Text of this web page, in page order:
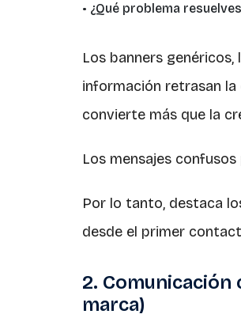
• ¿Qué problema
Los banners
información retrasan la
convierte más que la
Los mensajes
Por lo tanto, destaca
desde el primer
2.
marca)